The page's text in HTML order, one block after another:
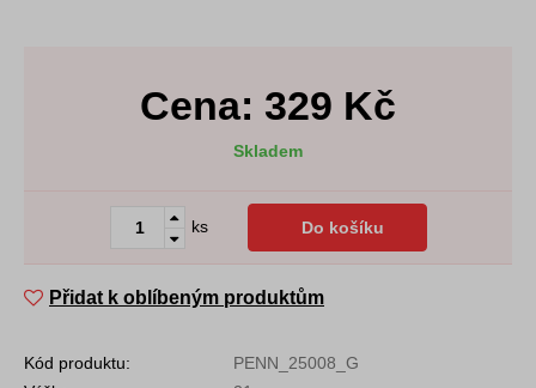
Cena: 329 Kč
Skladem
ks Do košíku
Přidat k oblíbeným produktům
Kód produktu:
PENN_25008_G